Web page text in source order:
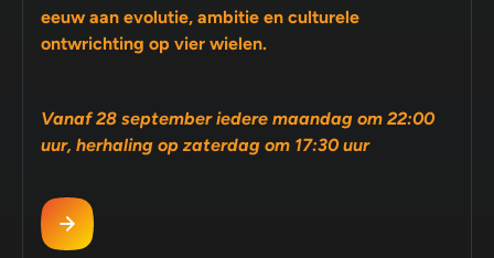
eeuw aan evolutie, ambitie en culturele
ontwrichting op vier wielen.
Vanaf 28 september iedere maandag om 22:00
uur, herhaling op zaterdag om 17:30 uur